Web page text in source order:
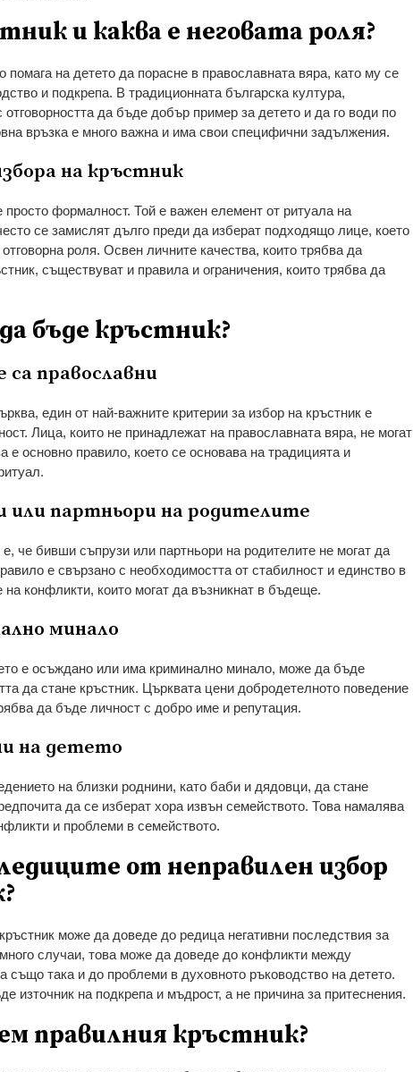
и каква е неговата роля?
помага на детето да порасне в православната вяра, като му се
и подкрепа. В традиционната българска култура,
отговорността да бъде добър пример за детето и да го води по
връзка е много важна и има свои специфични задължения.
на кръстник
просто формалност. Той е важен елемент от ритуала на
се замислят дълго преди да изберат подходящо лице, което
роля. Освен личните качества, които трябва да
съществуват и правила и ограничения, които трябва да
бъде кръстник?
са православни
един от най-важните критерии за избор на кръстник е
Лица, които не принадлежат на православната вяра, не могат
е основно правило, което се основава на традицията и
или партньори на родителите
че бивши съпрузи или партньори на родителите не могат да
е свързано с необходимостта от стабилност и единство в
на конфликти, които могат да възникнат в бъдеще.
минало
е осъждано или има криминално минало, може да бъде
да стане кръстник. Църквата цени добродетелното поведение
да бъде личност с добро име и репутация.
на детето
на близки роднини, като баби и дядовци, да стане
да се изберат хора извън семейството. Това намалява
и проблеми в семейството.
от неправилен избор
може да доведе до редица негативни последствия за
случаи, това може да доведе до конфликти между
също така и до проблеми в духовното ръководство на детето.
източник на подкрепа и мъдрост, а не причина за притеснения.
правилния кръстник?